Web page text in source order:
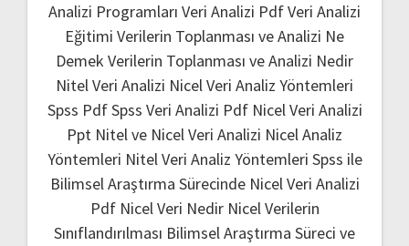
Analizi Programları Veri Analizi PdfVeri Analizi
Eğitimi Verilerin Toplanması ve Analizi Ne
Demek Verilerin Toplanması ve Analizi Nedir
Nitel Veri Analizi Nicel Veri Analiz Yöntemleri
Spss PdfSpss Veri Analizi Pdf Nicel Veri Analizi
Ppt Nitel ve Nicel Veri Analizi Nicel Analiz
Yöntemleri Nitel Veri Analiz Yöntemleri Spss ile
Bilimsel Araştırma Sürecinde Nicel Veri Analizi
Pdf Nicel Veri Nedir Nicel Verilerin
Sınıflandırılması Bilimsel Araştırma Süreci ve